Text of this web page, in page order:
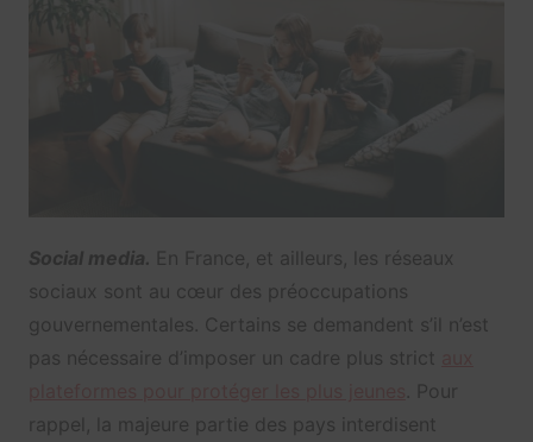
Social media. En France, et ailleurs, les réseaux
sociaux sont au cœur des préoccupations
gouvernementales. Certains se demandent s’il n’est
pas nécessaire d’imposer un cadre plus strict
. Pour
rappel, la majeure partie des pays interdisent